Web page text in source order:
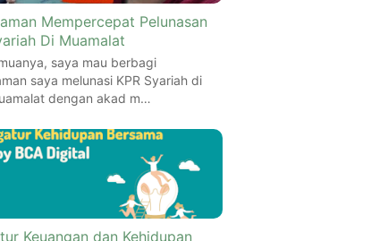
Mempercepat Pelunasan
Di Muamalat
saya mau berbagi
saya melunasi KPR Syariah di
dengan akad m…
Keuangan dan Kehidupan